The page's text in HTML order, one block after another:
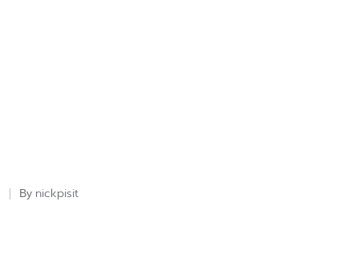
Posted
By nickpisit